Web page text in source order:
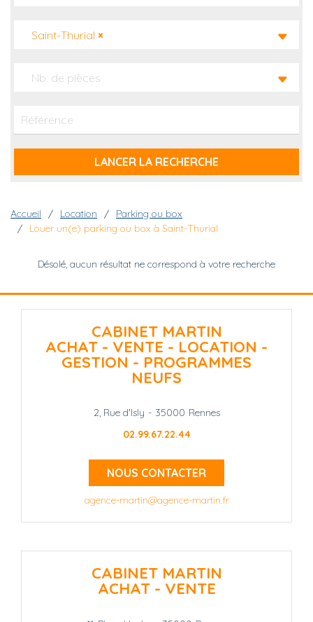
×
Saint-Thurial
Nb. de pièces
Fil d'Ariane
Accueil Location
Parking ou box
Louer un(e) parking ou box à Saint-Thurial
Désolé, aucun résultat ne correspond à votre recherche
CABINET MARTIN
ACHAT - VENTE - LOCATION -
GESTION - PROGRAMMES
NEUFS
2, Rue d'Isly - 35000 Rennes
02.99.67.22.44
NOUS CONTACTER
agence-martin@agence-martin.fr
CABINET MARTIN
ACHAT - VENTE